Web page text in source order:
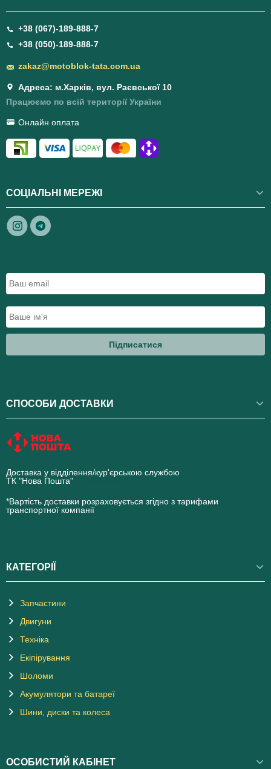
+38 (067)-189-888-7
+38 (050)-189-888-7
zakaz@motoblok-tata.com.ua
Адреса: м.Харків, вул. Раєвської 10
Працюємо по всій території України
Онлайн оплата
СОЦІАЛЬНІ МЕРЕЖІ
Підписатися
СПОСОБИ ДОСТАВКИ
Доставка у відділення/кур'єрською службою
ТК "Нова Пошта"
*Вартість доставки розраховується згідно з тарифами
транспортної компанії
КАТЕГОРІЇ
Запчастини
Двигуни
Техніка
Екіпірування
Шоломи
Акумулятори та батареї
Шини, диски та колеса
ОСОБИСТИЙ КАБІНЕТ